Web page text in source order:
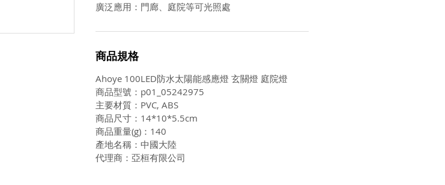
廣泛應用：門廊、庭院等可光照處
商品規格
Ahoye 100LED防水太陽能感應燈 玄關燈 庭院燈
商品型號：p01_05242975
主要材質：PVC, ABS
商品尺寸：14*10*5.5cm
商品重量(g)：140
產地名稱：中國大陸
代理商：亞桓有限公司